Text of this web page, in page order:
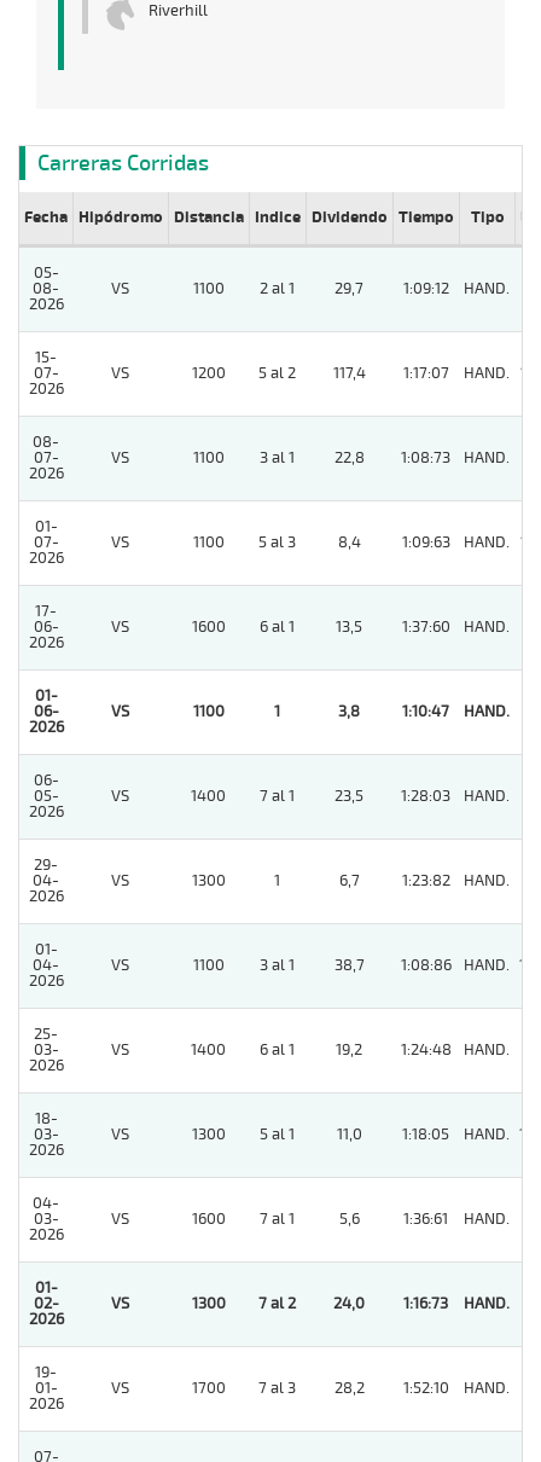
Riverhill
Carreras Corridas
Fecha Hipódromo Distancia Indice Dividendo Tiempo Tipo Lº
05-
08-
2026
VS 1100 2 al 1 29,7 1:09:12 HAND.
15-
07-
2026
VS 1200 5 al 2 117,4 1:17:07 HAND. 12
08-
07-
2026
VS 1100 3 al 1 22,8 1:08:73 HAND.
01-
07-
2026
VS 1100 5 al 3 8,4 1:09:63 HAND. 15
17-
06-
2026
VS 1600 6 al 1 13,5 1:37:60 HAND.
01-
06-
2026
VS 1100 1 3,8 1:10:47 HAND.
06-
05-
2026
VS 1400 7 al 1 23,5 1:28:03 HAND.
29-
04-
2026
VS 1300 1 6,7 1:23:82 HAND.
01-
04-
2026
VS 1100 3 al 1 38,7 1:08:86 HAND. 10
25-
03-
2026
VS 1400 6 al 1 19,2 1:24:48 HAND.
18-
03-
2026
VS 1300 5 al 1 11,0 1:18:05 HAND. 10
04-
03-
2026
VS 1600 7 al 1 5,6 1:36:61 HAND.
01-
02-
2026
VS 1300 7 al 2 24,0 1:16:73 HAND.
19-
01-
2026
VS 1700 7 al 3 28,2 1:52:10 HAND.
07-